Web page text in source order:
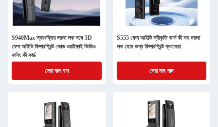
S940Max স্বয়ংক্রিয় দরজা লক সঙ্গে 3D
ফেস আইডি ফিঙ্গারপ্রিন্ট কোড ওয়াইফাই ভিডিও
কলিং কী কার্ড
সেরা দাম পান
S555 ফেস আইডি স্বীকৃতি কার্ড কী সহ দরজা
লক হোম জন্য ফিঙ্গারপ্রিন্ট ক্যামেরা
সেরা দাম পান